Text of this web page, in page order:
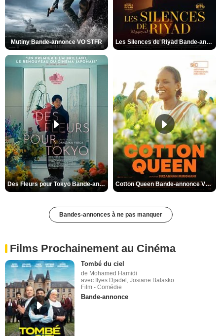
Mutiny Bande-annonce VO STFR Les Silences de Riyad Bande-annonce VO STFR
Des Fleurs pour Tokyo Bande-annonce VO STFR Cotton Queen Bande-annonce VO STFR
Bandes-annonces à ne pas manquer
Films Prochainement au Cinéma
Tombé du ciel
de Mohamed Hamidi
avec Ilyes Djadel, Josiane Balasko
Film - Comédie
Bande-annonce